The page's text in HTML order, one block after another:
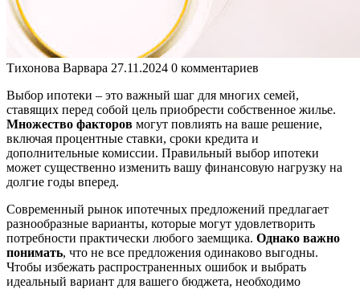
Тихонова Варвара 27.11.2024 0 комментариев
Выбор ипотеки – это важный шаг для многих семей,
ставящих перед собой цель приобрести собственное жилье.
Множество факторов могут повлиять на ваше решение,
включая процентные ставки, сроки кредита и
дополнительные комиссии. Правильный выбор ипотеки
может существенно изменить вашу финансовую нагрузку на
долгие годы вперед.
Современный рынок ипотечных предложений предлагает
разнообразные варианты, которые могут удовлетворить
потребности практически любого заемщика. Однако важно
понимать, что не все предложения одинаково выгодны.
Чтобы избежать распространенных ошибок и выбрать
идеальный вариант для вашего бюджета, необходимо